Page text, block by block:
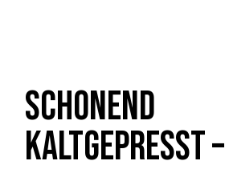
SCHONEND
KALTGEPRESST –